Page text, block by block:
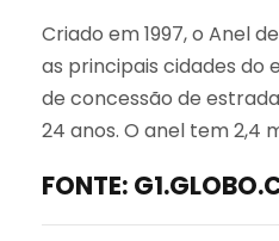
Criado em 1997, o Anel
as principais cidades do
de concessão de
24 anos. O anel tem 2,4
FONTE: